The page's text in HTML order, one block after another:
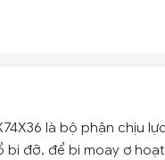
là bộ phận chịu
bi đỡ, để bi moay ơ